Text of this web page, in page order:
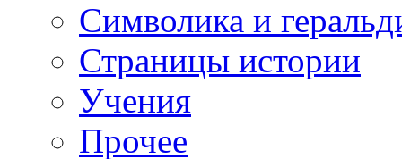
Символика и
Страницы истории
Учения
Прочее